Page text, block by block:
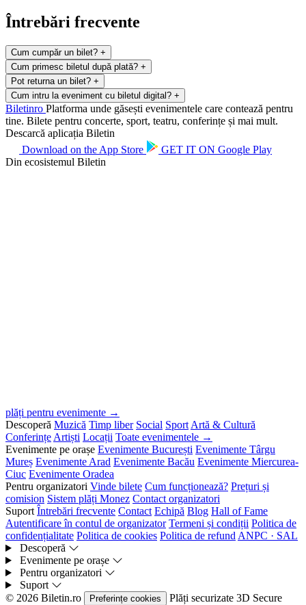
Întrebări frecvente
Cum cumpăr un bilet? +
Cum primesc biletul după plată? +
Pot returna un bilet? +
Cum intru la eveniment cu biletul digital? +
Biletinro Platforma unde găsești evenimentele care contează pentru
tine. Bilete pentru concerte, sport, teatru, conferințe și mai mult.
Descarcă aplicația Biletin
Download on the App Store GET IT ON Google Play
Din ecosistemul Biletin
plăți pentru evenimente →
Descoperă Muzică Timp liber Social Sport Artă & Cultură
Conferințe Artiști Locații Toate evenimentele →
Evenimente pe orașe Evenimente București Evenimente Târgu
Mureș Evenimente Arad Evenimente Bacău Evenimente Miercurea-
Ciuc Evenimente Oradea
Pentru organizatori Vinde bilete Cum funcționează? Prețuri și
comision Sistem plăți Monez Contact organizatori
Suport Întrebări frecvente Contact Echipă Blog Hall of Fame
Autentificare în contul de organizator Termeni și condiții Politica de
confidențialitate Politica de cookies Politica de refund ANPC · SAL
Descoperă
Evenimente pe orașe
Pentru organizatori
Suport
© 2026 Biletin.ro
Preferințe cookies Plăți securizate 3D Secure